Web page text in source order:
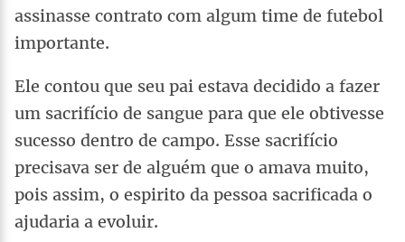
assinasse contrato com algum time de futebol
importante.
Ele contou que seu pai estava decidido a fazer
um sacrifício de sangue para que ele obtivesse
sucesso dentro de campo. Esse sacrifício
precisava ser de alguém que o amava muito,
pois assim, o espirito da pessoa sacrificada o
ajudaria a evoluir.